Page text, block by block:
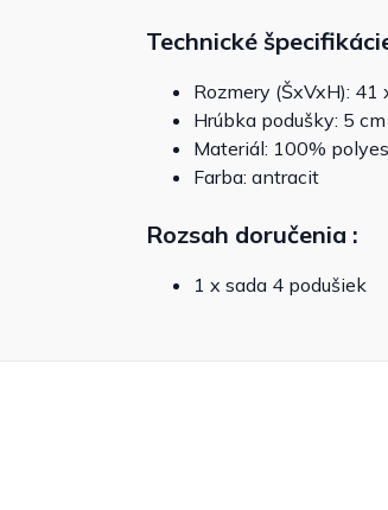
Technické
Rozmery (ŠxVxH): 41
Hrúbka podušky: 5 cm
Materiál: 100%
Farba: antracit
Rozsah doručenia :
1 x sada 4 podušiek